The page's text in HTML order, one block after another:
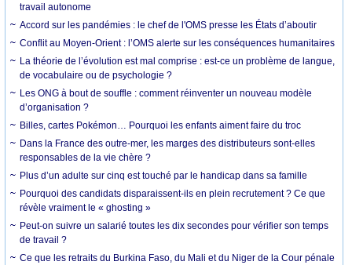
travail autonome
Accord sur les pandémies : le chef de l'OMS presse les États d’aboutir
Conflit au Moyen-Orient : l’OMS alerte sur les conséquences humanitaires
La théorie de l’évolution est mal comprise : est-ce un problème de langue,
de vocabulaire ou de psychologie ?
Les ONG à bout de souffle : comment réinventer un nouveau modèle
d’organisation ?
Billes, cartes Pokémon… Pourquoi les enfants aiment faire du troc
Dans la France des outre-mer, les marges des distributeurs sont-elles
responsables de la vie chère ?
Plus d’un adulte sur cinq est touché par le handicap dans sa famille
Pourquoi des candidats disparaissent-ils en plein recrutement ? Ce que
révèle vraiment le « ghosting »
Peut-on suivre un salarié toutes les dix secondes pour vérifier son temps
de travail ?
Ce que les retraits du Burkina Faso, du Mali et du Niger de la Cour pénale